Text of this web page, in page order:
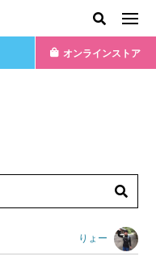
オンラインストア
りょー